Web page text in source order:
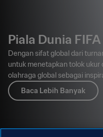
Piala Dunia
Dengan sifat global dari
untuk menetapkan tolok
olahraga global sebagai
mulai dari penggemar yang
masyarakat umum.
Baca Lebih Banyak